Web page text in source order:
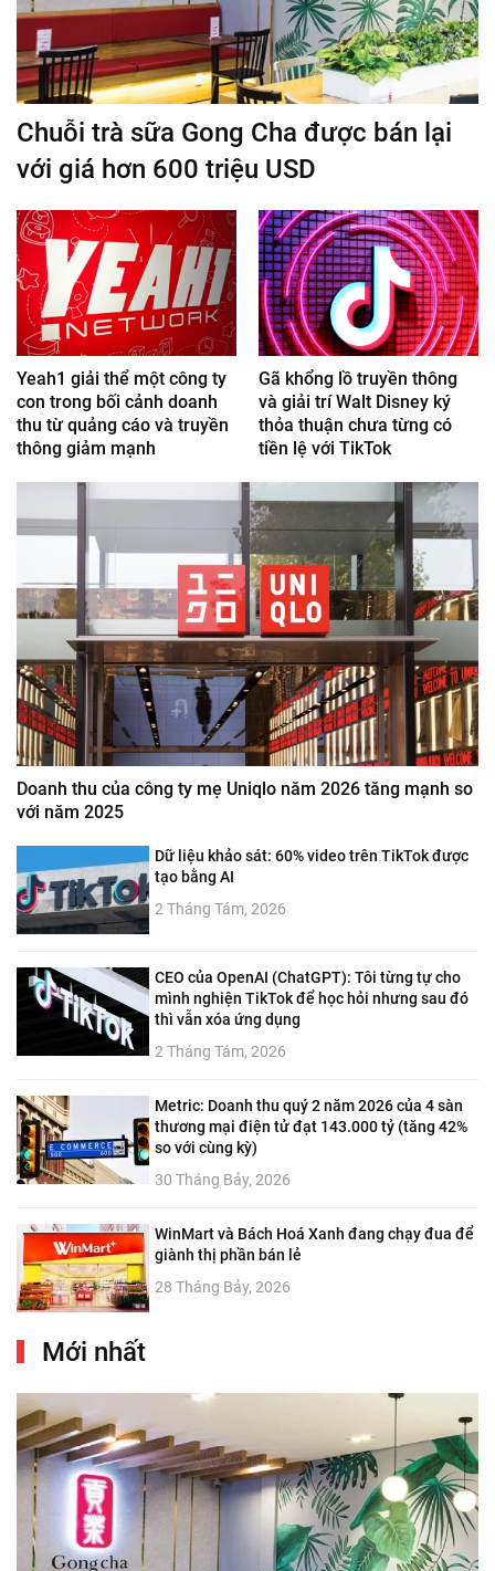
Chuỗi trà sữa Gong Cha được bán lại
với giá hơn 600 triệu USD
Yeah1 giải thể một công ty
con trong bối cảnh doanh
thu từ quảng cáo và truyền
thông giảm mạnh
Gã khổng lồ truyền thông
và giải trí Walt Disney ký
thỏa thuận chưa từng có
tiền lệ với TikTok
Doanh thu của công ty mẹ Uniqlo năm 2026 tăng mạnh so
với năm 2025
Dữ liệu khảo sát: 60% video trên TikTok được
tạo bằng AI
2 Tháng Tám, 2026
CEO của OpenAI (ChatGPT): Tôi từng tự cho
mình nghiện TikTok để học hỏi nhưng sau đó
thì vẫn xóa ứng dụng
2 Tháng Tám, 2026
Metric: Doanh thu quý 2 năm 2026 của 4 sàn
thương mại điện tử đạt 143.000 tỷ (tăng 42%
so với cùng kỳ)
30 Tháng Bảy, 2026
WinMart và Bách Hoá Xanh đang chạy đua để
giành thị phần bán lẻ
28 Tháng Bảy, 2026
Mới nhất